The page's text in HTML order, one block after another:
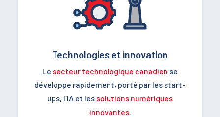
Technologies et innovation
Le secteur technologique canadien se
développe rapidement, porté par les start-
ups, l’IA et les solutions numériques
innovantes.